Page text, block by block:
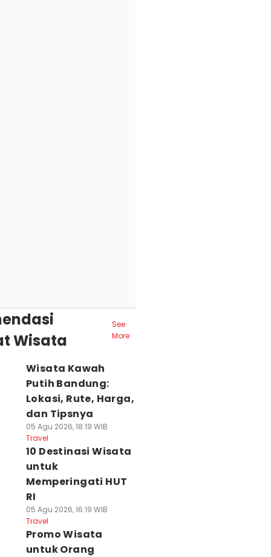
Wisata
See
More
Wisata Kawah
Putih Bandung:
Lokasi, Rute, Harga,
dan Tipsnya
05 Agu 2026, 18:19 WIB
Travel
10 Destinasi Wisata
untuk
Memperingati HUT
RI
05 Agu 2026, 16:19 WIB
Travel
Promo Wisata
untuk Orang